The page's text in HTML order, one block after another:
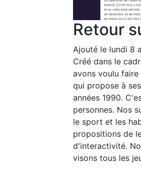
Retour
Ajouté le lundi 8
Créé dans le
avons voulu
qui propose à
années 1990.
personnes. Nos
le sport et les
propositions de
d'interactivité.
visons tous les